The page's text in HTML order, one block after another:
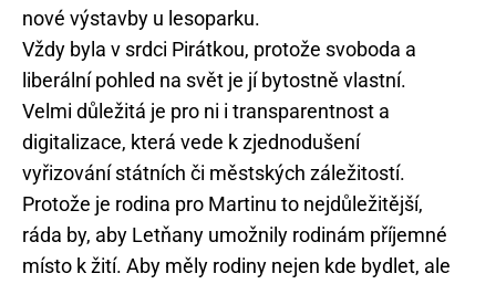
nové výstavby u lesoparku.
Vždy byla v srdci Pirátkou, protože svoboda a
liberální pohled na svět je jí bytostně vlastní.
Velmi důležitá je pro ni i transparentnost a
digitalizace, která vede k zjednodušení
vyřizování státních či městských záležitostí.
Protože je rodina pro Martinu to nejdůležitější,
ráda by, aby Letňany umožnily rodinám příjemné
místo k žití. Aby měly rodiny nejen kde bydlet, ale